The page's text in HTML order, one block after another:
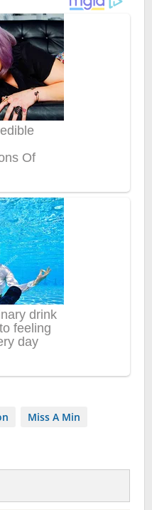
Miss A Min